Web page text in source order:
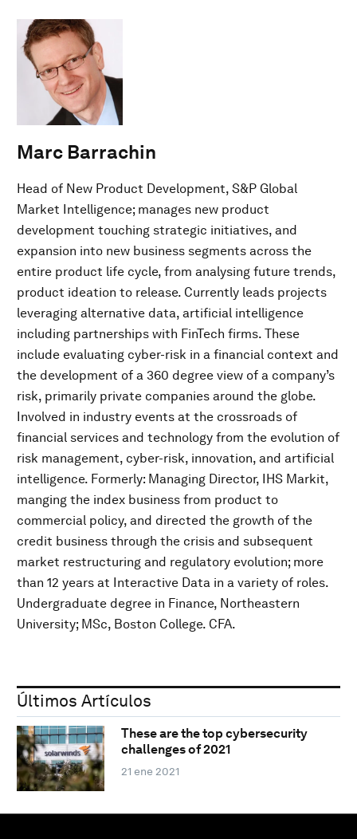
Marc Barrachin
Head of New Product Development, S&P Global
Market Intelligence; manages new product
development touching strategic initiatives, and
expansion into new business segments across the
entire product life cycle, from analysing future trends,
product ideation to release. Currently leads projects
leveraging alternative data, artificial intelligence
including partnerships with FinTech firms. These
include evaluating cyber-risk in a financial context and
the development of a 360 degree view of a company’s
risk, primarily private companies around the globe.
Involved in industry events at the crossroads of
financial services and technology from the evolution of
risk management, cyber-risk, innovation, and artificial
intelligence. Formerly: Managing Director, IHS Markit,
manging the index business from product to
commercial policy, and directed the growth of the
credit business through the crisis and subsequent
market restructuring and regulatory evolution; more
than 12 years at Interactive Data in a variety of roles.
Undergraduate degree in Finance, Northeastern
University; MSc, Boston College. CFA.
Últimos Artículos
These are the top cybersecurity
challenges of 2021
21 ene 2021